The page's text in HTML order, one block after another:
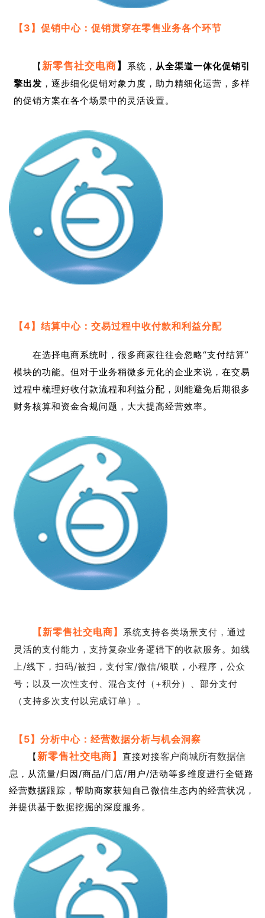
【3】促销中心：促销贯穿在零售业务各个环节
【新零售社交电商 】 系统， 从全渠道一体化促销引
擎出发 ，逐步细化促销对象力度，助力精细化运营，多样
的促销方案在各个场景中的灵活设置。
【4】结算中心： 交易过程中收付款和利益分配
在选择电商系统时，很多商家往往会忽略“支付结算”
模块的功能。但对于业务稍微多元化的企业来说，在交易
过程中梳理好收付款流程和利益分配，则能避免后期很多
财务核算和资金合规问题，大大提高经营效率。
【新零售社交电商】 系统支持各类场景支付，通过
灵活的支付能力，支持复杂业务逻辑下的收款服务。如线
上/线下，扫码/被扫，支付宝/微信/银联，小程序，公众
号；以及一次性支付、混合支付（+积分）、部分支付
（支持多次支付以完成订单）。
【5】分析中心： 经营数据分析与机会洞察
【新零售社交电商】 直接对接客户商城所有数据信
息 ，从流量/归因/商品/门店/用户/活动等多维度进行全链路
经营数据跟踪，帮助商家获知自己微信生态内的经营状况，
并提供基于数据挖掘的深度服务。